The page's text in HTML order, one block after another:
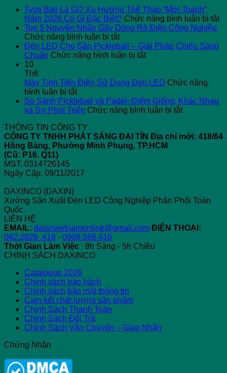
Typti Ball Là Gì? Xu Hướng Thể Thao “Mới Toanh”
Năm 2026 Có Gì Đặc Biệt? Chức năng bình luận bị tắtở
Top 5 Nguyên Nhân Gây Dòng Rò Điện Công Nghiệp
Chức năng bình luận bị tắtở
Top
5
Gây
Rò
Điện
Đèn LED Cho Sân Pickleball – Giải Pháp Chiếu Sáng
Chuẩn Chức năng bình luận bị tắtở
Cho
Pickleball
–
Chiếu
Sáng
10
Th6
Máy Tính Tiền Điện Sử Dụng Đèn LED Chức năng
bình luận bị tắtở
Máy
Tính
Điện
Sử
Dụng
So Sánh Pickleball và Padel: Điểm Giống, Khác Nhau
và Sự Phát Triển Chức năng bình luận bị tắtở
Pickleball
và
Triển
THÔNG TIN CÔNG TY
CÔNG TY TNHH PHÁT SÁNG ĐẠI TÍN Địa chỉ mới: 418/64
Hồng Bàng, Phường Minh Phụng, TP.HCM
(Cũ: P16, Q11)
MST: 0314726145
Ngày Cấp: 09/11/2017
DAXINCO (DAXIN)
Xưởng Sản Xuất Đèn LED Công Nghiệp Phân Phối Toàn
Quốc.
LIÊN HỆ
EMAIL: daxinvietnamonline@gmail.com ĐIỆN THOẠI:
082.2826 .418 - 0908.586.416
Thời Gian Làm Việc : 8h Sáng - 5h Chiều
CHÍNH SÁCH DAXINCO
Catalogue 2026
Chính sách bảo hành
Chính sách bảo mật thông tin
Cam kết chất lượng sản phẩm
Chính Sách Thanh Toán
Chính Sách Đổi Trả
Chính Sách Vận Chuyển – Giao Nhận
Chứng Nhận